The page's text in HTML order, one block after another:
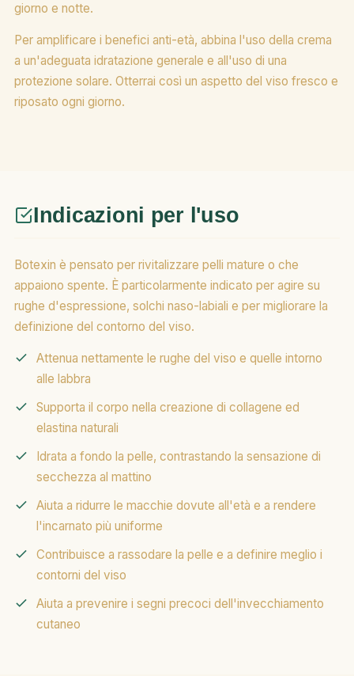
giorno e notte.
Per amplificare i benefici anti-età, abbina l'uso della crema
a un'adeguata idratazione generale e all'uso di una
protezione solare. Otterrai così un aspetto del viso fresco e
riposato ogni giorno.
Indicazioni per l'uso
Botexin è pensato per rivitalizzare pelli mature o che
appaiono spente. È particolarmente indicato per agire su
rughe d'espressione, solchi naso-labiali e per migliorare la
definizione del contorno del viso.
Attenua nettamente le rughe del viso e quelle intorno
alle labbra
Supporta il corpo nella creazione di collagene ed
elastina naturali
Idrata a fondo la pelle, contrastando la sensazione di
secchezza al mattino
Aiuta a ridurre le macchie dovute all'età e a rendere
l'incarnato più uniforme
Contribuisce a rassodare la pelle e a definire meglio i
contorni del viso
Aiuta a prevenire i segni precoci dell'invecchiamento
cutaneo